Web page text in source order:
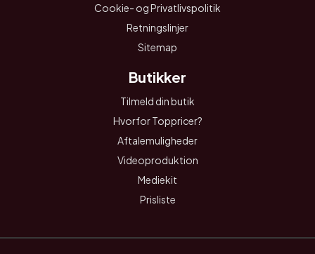
Cookie- og Privatlivspolitik
Retningslinjer
Sitemap
Butikker
Tilmeld din butik
Hvorfor Toppricer?
Aftalemuligheder
Videoproduktion
Mediekit
Prisliste